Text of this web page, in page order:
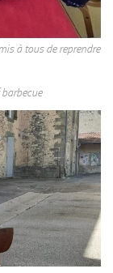
à tous de reprendre